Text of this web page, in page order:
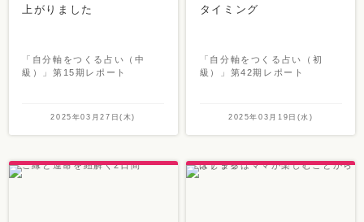
上がりました
「自分軸をつくる占い（中
級）」第15期レポート
2025年03月27日(木)
タイミング
「自分軸をつくる占い（初
級）」第42期レポート
2025年03月19日(水)